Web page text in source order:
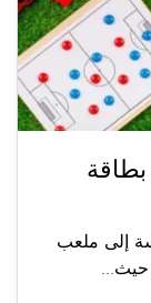
بطاقة
إلى ملعب